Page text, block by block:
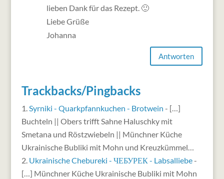
lieben Dank für das Rezept. 🙂
Liebe Grüße
Johanna
Antworten
Trackbacks/Pingbacks
Syrniki - Quarkpfannkuchen - Brotwein - […]
Buchteln || Obers trifft Sahne Haluschky mit
Smetana und Röstzwiebeln || Münchner Küche
Ukrainische Bubliki mit Mohn und Kreuzkümmel…
Ukrainische Chebureki - ЧЕБУРЕК - Labsalliebe-
[…] Münchner Küche Ukrainische Bubliki mit Mohn